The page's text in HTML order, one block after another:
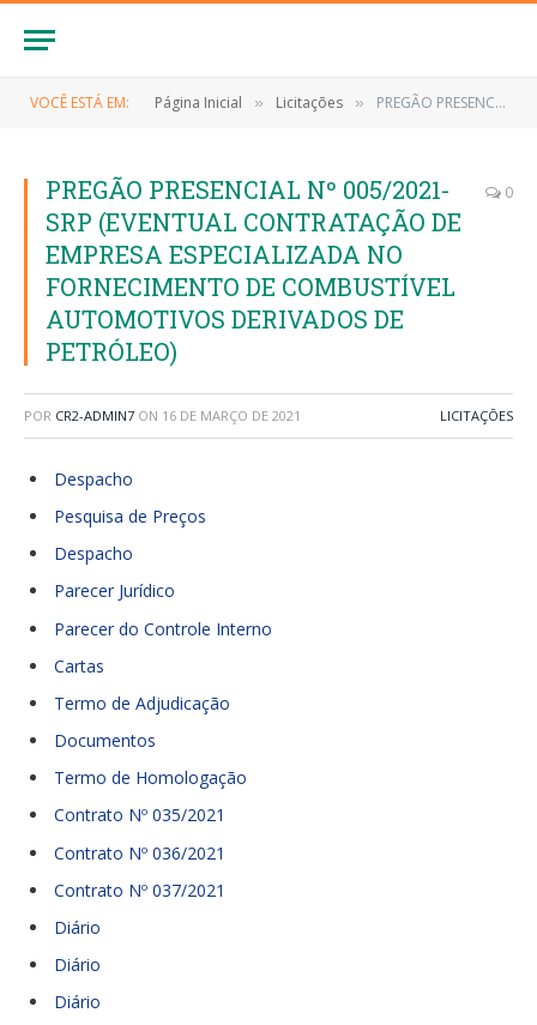
VOCÊ ESTÁ EM: Página Inicial » Licitações » PREGÃO PRESENCIAL Nº 005/2021-SRP (EVENTUAL CONTRATAÇÃO DE EMPRESA ESPECIALIZADA NO FORNECIMENTO DE COMBUSTÍVEL AUTOMOTIVOS DERIVADOS DE PETRÓLEO)
PREGÃO PRESENCIAL Nº 005/2021-
SRP (EVENTUAL CONTRATAÇÃO DE
EMPRESA ESPECIALIZADA NO
FORNECIMENTO DE COMBUSTÍVEL
AUTOMOTIVOS DERIVADOS DE
PETRÓLEO)
0
POR CR2-ADMIN7 ON 16 DE MARÇO DE 2021 LICITAÇÕES
Despacho
Pesquisa de Preços
Despacho
Parecer Jurídico
Parecer do Controle Interno
Cartas
Termo de Adjudicação
Documentos
Termo de Homologação
Contrato Nº 035/2021
Contrato Nº 036/2021
Contrato Nº 037/2021
Diário
Diário
Diário